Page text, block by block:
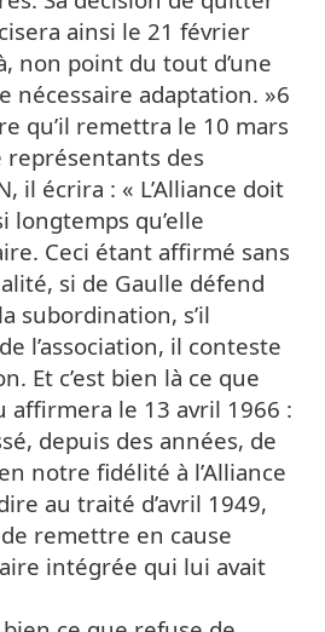
ainsi le 21 février
non point du tout d’une
nécessaire adaptation. »6
qu’il remettra le 10 mars
représentants des
il écrira : « L’Alliance doit
longtemps qu’elle
Ceci étant affirmé sans
si de Gaulle défend
subordination, s’il
l’association, il conteste
Et c’est bien là ce que
affirmera le 13 avril 1966 :
depuis des années, de
notre fidélité à l’Alliance
au traité d’avril 1949,
remettre en cause
intégrée qui lui avait